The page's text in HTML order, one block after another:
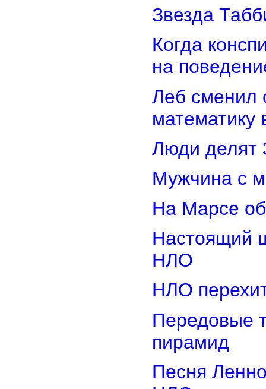
Звезда
Когда
на
Леб сменил
математику
Люди делят
Мужчина с
На Марсе
Настоящий
НЛО
НЛО
Передовые
пирамид
Песня